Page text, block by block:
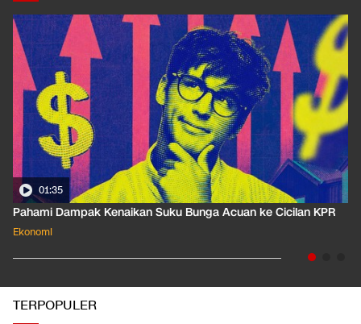
01:35
Pahami Dampak Kenaikan Suku Bunga Acuan ke Cicilan KPR
Ekonomi
TERPOPULER